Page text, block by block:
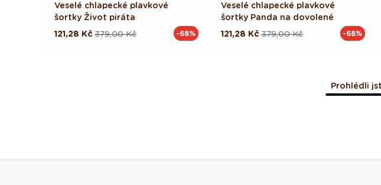
Veselé chlapecké plavkové
šortky Život piráta
Běžná
379,00 Kč
Výprodejová
121,28 Kč -68%
Veselé chlapecké plavkové
šortky Panda na dovolené
Běžná
379,00 Kč
Výprodejová
121,28 Kč -68%
Prohlédli